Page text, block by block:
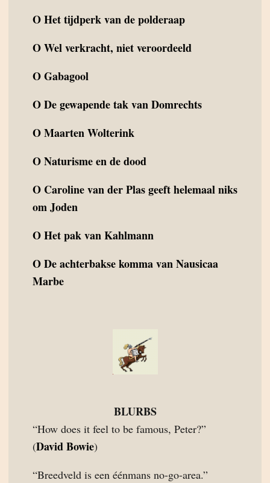
OHet tijdperk van de polderaap
OWel verkracht, niet veroordeeld
OGabagool
ODe gewapende tak van Domrechts
OMaarten Wolterink
ONaturisme en de dood
O Caroline van der Plas geeft helemaal niks
om Joden
OHet pak van Kahlmann
ODe achterbakse komma van Nausicaa
Marbe
BLURBS
“How does it feel to be famous, Peter?”
(David Bowie)
“Breedveld is een éénmans no-go-area.”